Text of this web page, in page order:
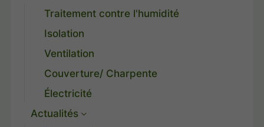
Traitement contre l'humidité
Isolation
Ventilation
Couverture/ Charpente
Électricité
Actualités